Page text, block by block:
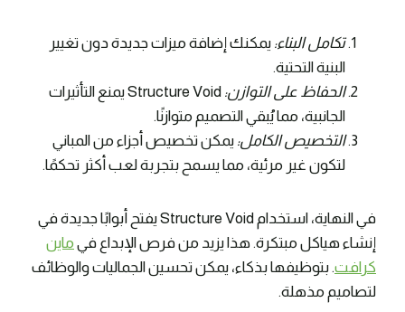
تكامل البناء: يمكنك إضافة ميزات جديدة دون تغيير
البنية التحتية.
الحفاظ على التوازن:
Structure Void يمنع التأثيرات
الجانبية، مما يُبقي التصميم متوازنًا.
التخصيص الكامل: يمكن تخصيص أجزاء من المباني
لتكون غير مرئية، مما يسمح بتجربة لعب أكثر تحكمًا.
في النهاية، استخدام Structure Void يفتح أبوابًا جديدة في
إنشاء هياكل مبتكرة. هذا يزيد من فرص الإبداع في ماين
كرافت. بتوظيفها بذكاء، يمكن تحسين الجماليات والوظائف
لتصاميم مذهلة.